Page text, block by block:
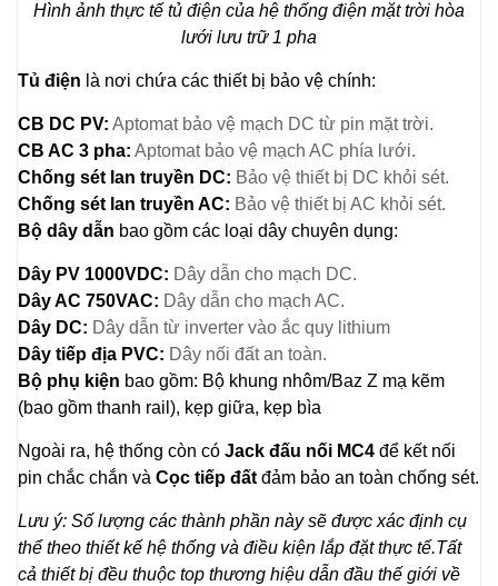
Hình ảnh thực tế tủ điện của hệ thống điện mặt trời hòa
lưới lưu trữ 1 pha
Tủ điện là nơi chứa các thiết bị bảo vệ chính:
CB DC PV: Aptomat bảo vệ mạch DC từ pin mặt trời.
CB AC 3 pha: Aptomat bảo vệ mạch AC phía lưới.
Chống sét lan truyền DC: Bảo vệ thiết bị DC khỏi sét.
Chống sét lan truyền AC: Bảo vệ thiết bị AC khỏi sét.
Bộ dây dẫn bao gồm các loại dây chuyên dụng:
Dây PV 1000VDC: Dây dẫn cho mạch DC.
Dây AC 750VAC: Dây dẫn cho mạch AC.
Dây DC: Dây dẫn từ inverter vào ắc quy lithium
Dây tiếp địa PVC: Dây nối đất an toàn.
Bộ phụ kiện bao gồm: Bộ khung nhôm/Baz Z mạ kẽm
(bao gồm thanh rail), kẹp giữa, kẹp bìa
Ngoài ra, hệ thống còn có Jack đấu nối MC4 để kết nối
pin chắc chắn và Cọc tiếp đất đảm bảo an toàn chống sét.
Lưu ý: Số lượng các thành phần này sẽ được xác định cụ
thể theo thiết kế hệ thống và điều kiện lắp đặt thực tế.Tất
cả thiết bị đều thuộc top thương hiệu dẫn đầu thế giới về